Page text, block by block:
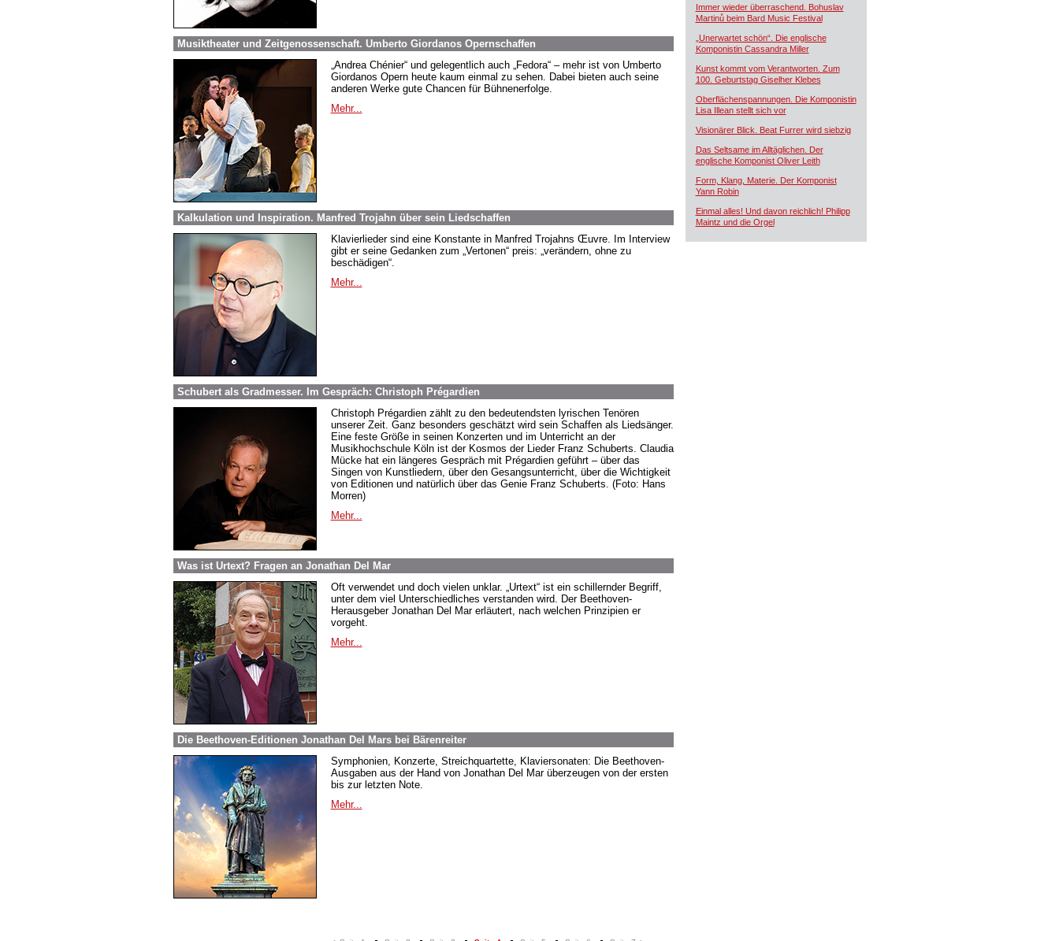
Musiktheater und Zeitgenossenschaft. Umberto Giordanos Opernschaffen
„Andrea Chénier“ und gelegentlich auch „Fedora“ – mehr ist von Umberto
Giordanos Opern heute kaum einmal zu sehen. Dabei bieten auch seine
anderen Werke gute Chancen für Bühnenerfolge.
Mehr...
Kalkulation und Inspiration. Manfred Trojahn über sein Liedschaffen
Klavierlieder sind eine Konstante in Manfred Trojahns Œuvre. Im Interview
gibt er seine Gedanken zum „Vertonen“ preis: „verändern, ohne zu
beschädigen“.
Mehr...
Schubert als Gradmesser. Im Gespräch: Christoph Prégardien
Christoph Prégardien zählt zu den bedeutendsten lyrischen Tenören
unserer Zeit. Ganz besonders geschätzt wird sein Schaffen als Liedsänger.
Eine feste Größe in seinen Konzerten und im Unterricht an der
Musikhochschule Köln ist der Kosmos der Lieder Franz Schuberts. Claudia
Mücke hat ein längeres Gespräch mit Prégardien geführt – über das
Singen von Kunstliedern, über den Gesangsunterricht, über die Wichtigkeit
von Editionen und natürlich über das Genie Franz Schuberts. (Foto: Hans
Morren)
Mehr...
Was ist Urtext? Fragen an Jonathan Del Mar
Oft verwendet und doch vielen unklar. „Urtext“ ist ein schillernder Begriff,
unter dem viel Unterschiedliches verstanden wird. Der Beethoven-
Herausgeber Jonathan Del Mar erläutert, nach welchen Prinzipien er
vorgeht.
Mehr...
Die Beethoven-Editionen Jonathan Del Mars bei Bärenreiter
Symphonien, Konzerte, Streichquartette, Klaviersonaten: Die Beethoven-
Ausgaben aus der Hand von Jonathan Del Mar überzeugen von der ersten
bis zur letzten Note.
Mehr...
Immer wieder überraschend. Bohuslav
Martinů beim Bard Music Festival
„Unerwartet schön“. Die englische
Komponistin Cassandra Miller
Kunst kommt vom Verantworten. Zum
100. Geburtstag Giselher Klebes
Oberflächenspannungen. Die Komponistin
Lisa Illean stellt sich vor
Visionärer Blick. Beat Furrer wird siebzig
Das Seltsame im Alltäglichen. Der
englische Komponist Oliver Leith
Form, Klang, Materie. Der Komponist
Yann Robin
Einmal alles! Und davon reichlich! Philipp
Maintz und die Orgel